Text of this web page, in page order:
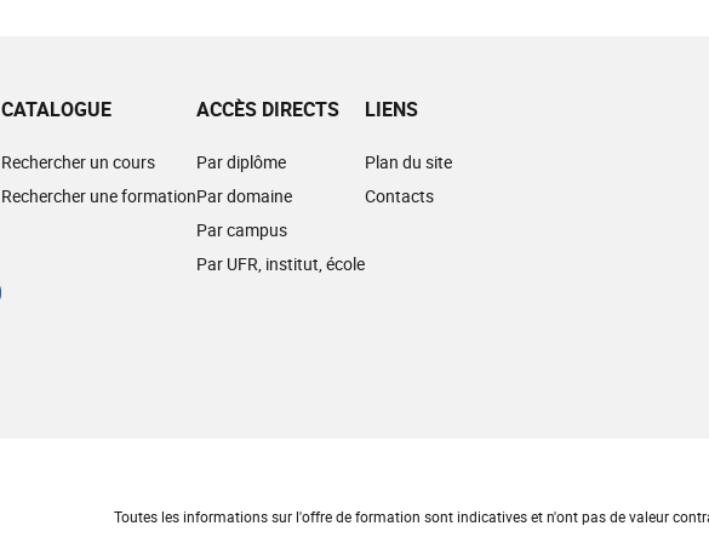
CATALOGUE
Rechercher un cours
Rechercher une formation
ACCÈS DIRECTS
Par diplôme
Par domaine
Par campus
Par UFR, institut, école
LIENS
Plan du site
Contacts
Toutes les informations sur l'offre de formation sont indicatives et n'ont pas de valeur